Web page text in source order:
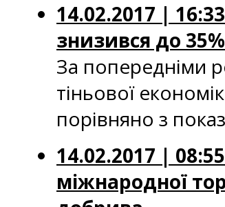
14.02.2017 |
знизився до
За попередніми
тіньової
порівняно з
14.02.2017 |
міжнародної